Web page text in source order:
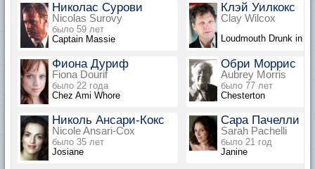
Николас Сурови
Nicolas Surovy
было 59 лет
Captain Massie
Клэй Уилкокс
Clay Wilcox
Loudmouth Drunk in
Фиона Дуриф
Fiona Dourif
было 22 года
Chez Ami Whore
Обри Моррис
Aubrey Morris
было 77 лет
Chesterton
Николь Ансари-Кокс
Nicole Ansari-Cox
было 35 лет
Josiane
Сара Пачелли
Sarah Pachelli
было 21 год
Janine